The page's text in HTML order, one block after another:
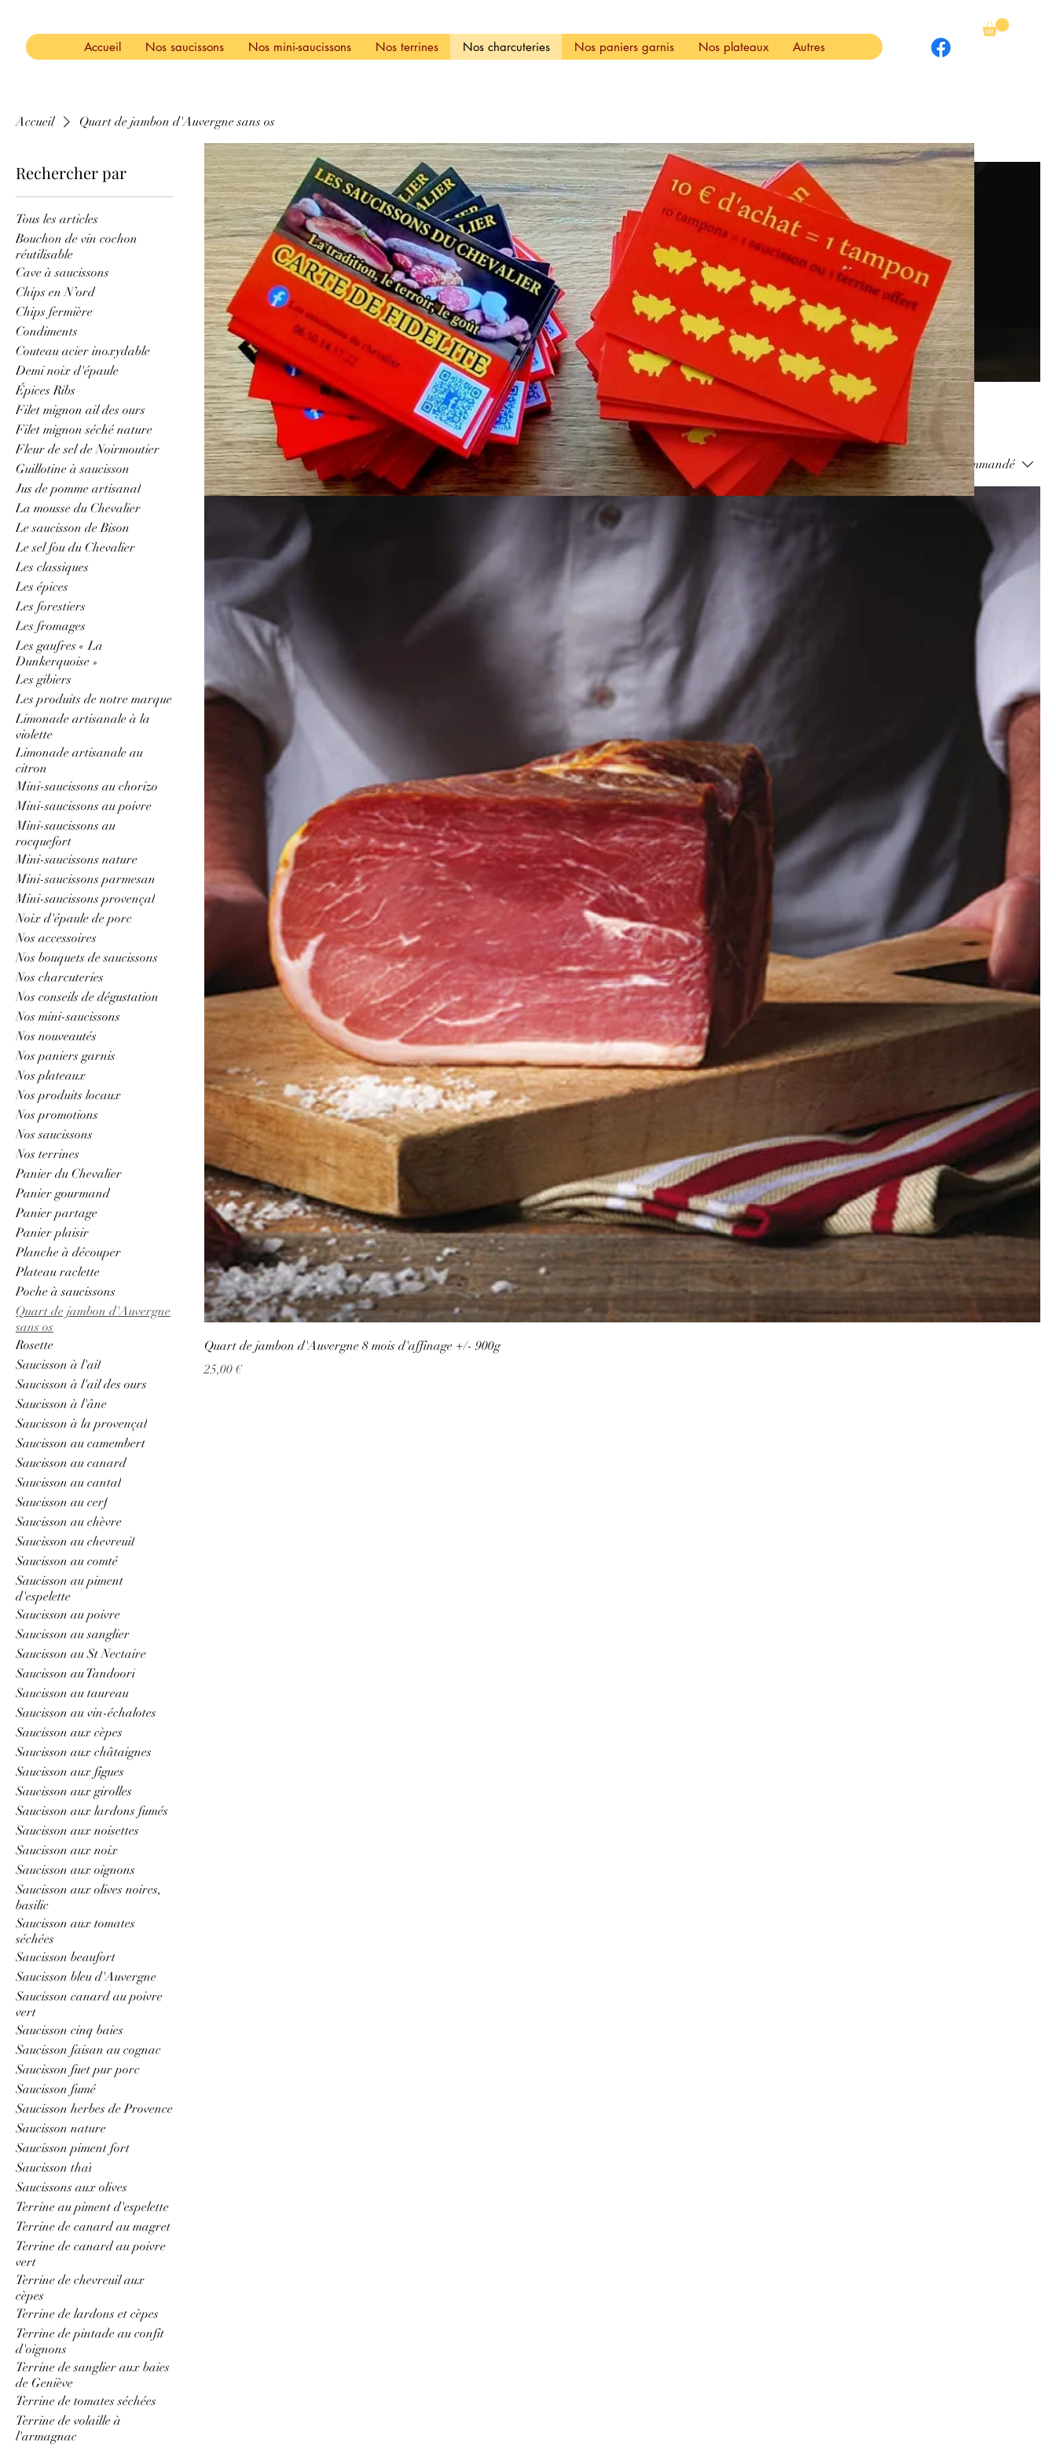
Accueil Nos saucissons Nos mini-saucissons Nos terrines Nos charcuteries Nos paniers garnis Nos plateaux Autres
Accueil Quart de jambon d'Auvergne sans os
Rechercher par
Tous les articles
Bouchon de vin cochon
réutilisable
Cave à saucissons
Chips en N’ord
Chips fermière
Condiments
Couteau acier inoxydable
Demi noix d'épaule
Épices Ribs
Filet mignon ail des ours
Filet mignon séché nature
Fleur de sel de Noirmoutier
Guillotine à saucisson
Jus de pomme artisanal
La mousse du Chevalier
Le saucisson de Bison
Le sel fou du Chevalier
Les classiques
Les épices
Les forestiers
Les fromages
Les gaufres « La
Dunkerquoise »
Les gibiers
Les produits de notre marque
Limonade artisanale à la
violette
Limonade artisanale au
citron
Mini-saucissons au chorizo
Mini-saucissons au poivre
Mini-saucissons au
rocquefort
Mini-saucissons nature
Mini-saucissons parmesan
Mini-saucissons provençal
Noix d'épaule de porc
Nos accessoires
Nos bouquets de saucissons
Nos charcuteries
Nos conseils de dégustation
Nos mini-saucissons
Nos nouveautés
Nos paniers garnis
Nos plateaux
Nos produits locaux
Nos promotions
Nos saucissons
Nos terrines
Panier du Chevalier
Panier gourmand
Panier partage
Panier plaisir
Planche à découper
Plateau raclette
Poche à saucissons
Quart de jambon d'Auvergne
sans os
Rosette
Saucisson à l'ail
Saucisson à l'ail des ours
Saucisson à l'âne
Saucisson à la provençal
Saucisson au camembert
Saucisson au canard
Saucisson au cantal
Saucisson au cerf
Saucisson au chèvre
Saucisson au chevreuil
Saucisson au comté
Saucisson au piment
d'espelette
Saucisson au poivre
Saucisson au sanglier
Saucisson au St Nectaire
Saucisson au Tandoori
Saucisson au taureau
Saucisson au vin-échalotes
Saucisson aux cèpes
Saucisson aux châtaignes
Saucisson aux figues
Saucisson aux girolles
Saucisson aux lardons fumés
Saucisson aux noisettes
Saucisson aux noix
Saucisson aux oignons
Saucisson aux olives noires,
basilic
Saucisson aux tomates
séchées
Saucisson beaufort
Saucisson bleu d'Auvergne
Saucisson canard au poivre
vert
Saucisson cinq baies
Saucisson faisan au cognac
Saucisson fuet pur porc
Saucisson fumé
Saucisson herbes de Provence
Saucisson nature
Saucisson piment fort
Saucisson thaï
Saucissons aux olives
Terrine au piment d'espelette
Terrine de canard au magret
Terrine de canard au poivre
vert
Terrine de chevreuil aux
cèpes
Terrine de lardons et cèpes
Terrine de pintade au confit
d'oignons
Terrine de sanglier aux baies
de Geniève
Terrine de tomates séchées
Terrine de volaille à
l'armagnac
Quart de jambon d'Auvergne sans os
1 article
Trier par : Recommandé
Quart de jambon d'Auvergne 8 mois d'affinage +/- 900g
Prix
25,00 €